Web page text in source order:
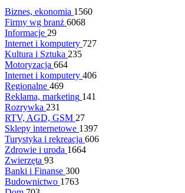
Biznes, ekonomia 1560
Firmy wg branż 6068
Informacje 29
Internet i komputery 727
Kultura i Sztuka 235
Motoryzacja 664
Internet i komputery 406
Regionalne 469
Reklama, marketing 141
Rozrywka 231
RTV, AGD, GSM 27
Sklepy internetowe 1397
Turystyka i rekreacja 606
Zdrowie i uroda 1664
Zwierzęta 93
Banki i Finanse 300
Budownictwo 1763